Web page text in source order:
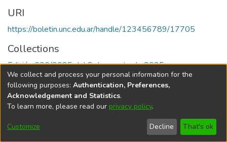
URI
https://boletin.unc.edu.ar/handle/123456789/17705
Collections
Edición 030/2025 del 8 de agosto de 2025
Universidad Nacional de Córdoba
We collect and process your personal information for the
following purposes: Authentication, Preferences,
Acknowledgement and Statistics.
To learn more, please read our privacy policy.
Customize Decline That's ok